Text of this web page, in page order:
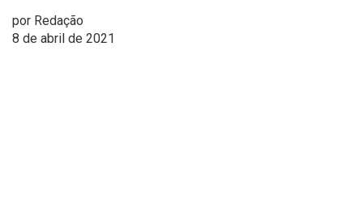
por Redação
8 de abril de 2021